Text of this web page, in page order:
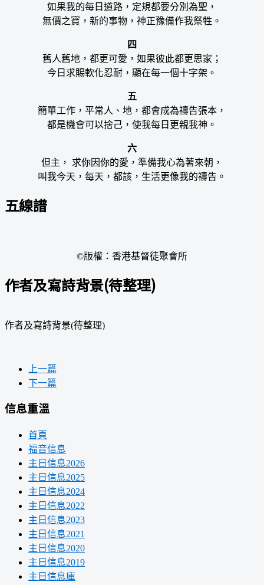
如果我的每日道路，定規都要分別為聖，
無價之寶，新的事物，神正豫備作我祭牲。
四
舊人舊地，都更可愛，如果彼此都更思家；
今日求賜軟化忍耐，顯在每一個十字架。
五
簡單工作，平常人、地，都會成為禱告張本，
都是機會可以捨己，使我每日更親我神。
六
但主， 求你因你的愛，準備我心為著來朝，
叫我今天，每天，都該，生活更像我的禱告。
五線譜
©版權：香港基督徒聚會所
作者及寫詩背景(待整理)
作者及寫詩背景(待整理)
上一篇
下一篇
信息重溫
首頁
福音信息
主日信息2026
主日信息2025
主日信息2024
主日信息2022
主日信息2023
主日信息2021
主日信息2020
主日信息2019
主日信息庫